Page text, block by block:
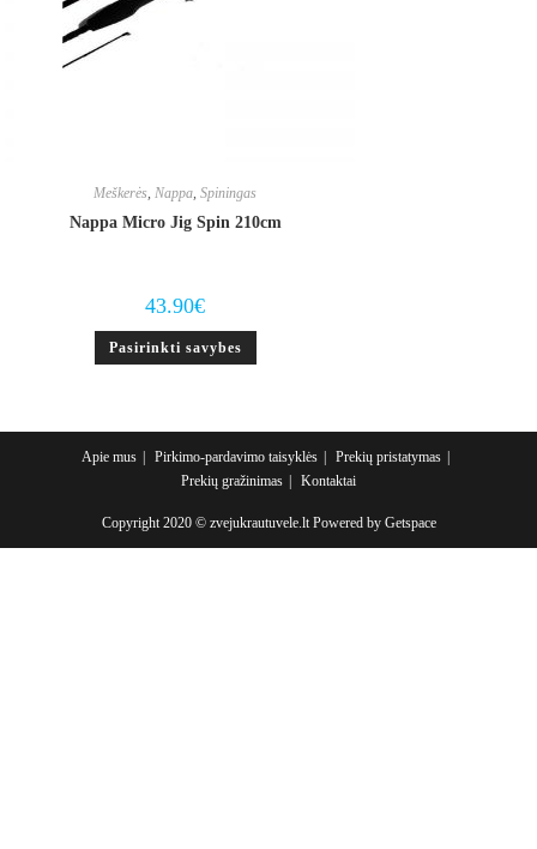
Meškerės,Nappa,Spiningas
Nappa Micro Jig Spin 210cm
43.90€
Pasirinkti savybes
This
has
options
may
be
chosen
the
Apie mus Pirkimo-pardavimo taisyklės
Prekių pristatymas
Prekių gražinimas
Kontaktai
Copyright 2020 © zvejukrautuvele.lt Powered by Getspace